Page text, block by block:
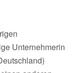
Unternehmerin